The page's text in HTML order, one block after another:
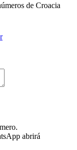
de Croacia
abrirá